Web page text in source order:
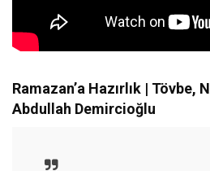
Ramazan’a Hazırlık | Tövbe,
Abdullah Demircioğlu